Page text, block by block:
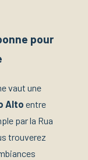
pour
vaut une
Alto entre
par la Rua
trouverez